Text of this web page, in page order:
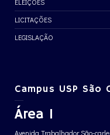
ELEIÇÕES
LICITAÇÕES
LEGISLAÇÃO
Campus USP São
Área 1
Avenida Trabalhador São-